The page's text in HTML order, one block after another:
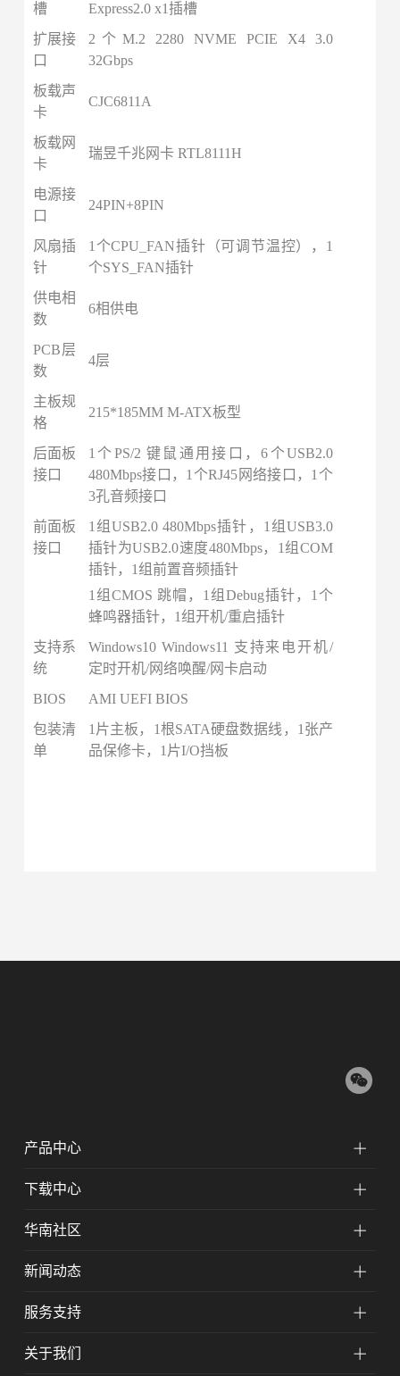
槽
Express2.0 x1插槽
扩展接
口
2个M.2 2280 NVME PCIE X4 3.0
32Gbps
板载声
卡
CJC6811A
板载网
卡
瑞昱千兆网卡 RTL8111H
电源接
口
24PIN+8PIN
风扇插
针
1个CPU_FAN插针（可调节温控），1
个SYS_FAN插针
供电相
数
6相供电
PCB层
数
4层
主板规
格
215*185MM M-ATX板型
后面板
接口
1个PS/2 键鼠通用接口，6个USB2.0
480Mbps接口，1个RJ45网络接口，1个
3孔音频接口
前面板
接口
1组USB2.0 480Mbps插针，1组USB3.0
插针为USB2.0速度480Mbps， 1组COM
插针， 1组前置音频插针
1组CMOS 跳帽 ， 1组Debug插针 ， 1个
蜂鸣器插针， 1组开机/重启插针
支持系
统
Windows10 Windows11 支持来电开机/
定时开机/网络唤醒/网卡启动
BIOS
AMI UEFI BIOS
包装清
单
1片主板，1根SATA硬盘数据线，1张产
品保修卡，1片I/O挡板
产品中心
下载中心
华南社区
新闻动态
服务支持
关于我们